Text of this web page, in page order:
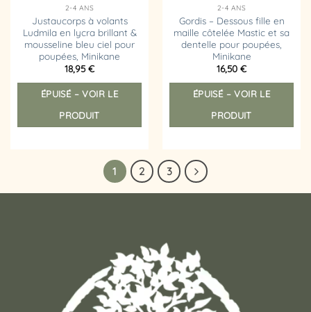
2-4 ANS
Justaucorps à volants
Ludmila en lycra brillant &
mousseline bleu ciel pour
poupées, Minikane
18,95€
ÉPUISÉ – VOIR LE
PRODUIT
2-4 ANS
Gordis – Dessous fille en
maille côtelée Mastic et sa
dentelle pour poupées,
Minikane
16,50 €
ÉPUISÉ – VOIR LE
PRODUIT
1 2 3